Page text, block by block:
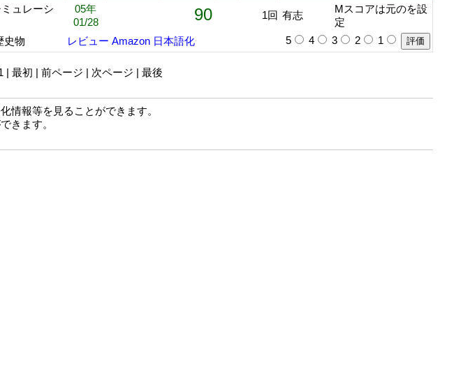
ュレーシ
05年
01/28
90 1回 有志
Mスコアは元のを設
定
史物
レビュー Amazon 日本語化 5 4 3 2 1
| 最初 | 前ページ | 次ページ | 最後
情報等を見ることができます。
きます。